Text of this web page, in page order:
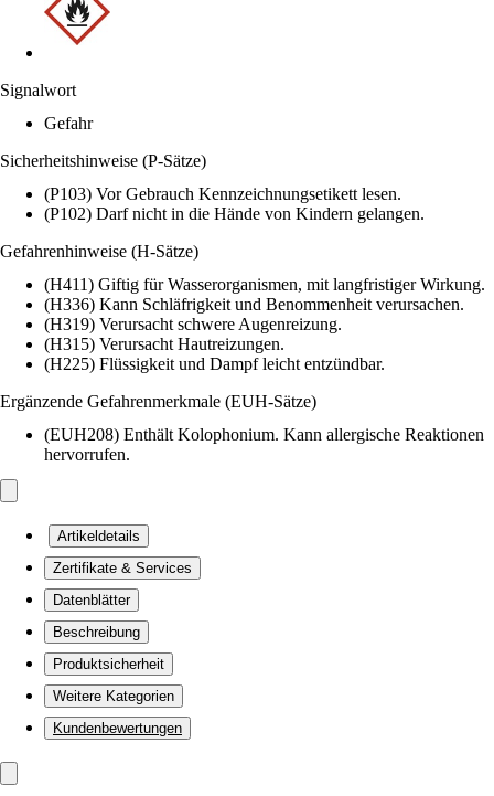
Signalwort
Gefahr
Sicherheitshinweise (P-Sätze)
(P103) Vor Gebrauch Kennzeichnungsetikett lesen.
(P102) Darf nicht in die Hände von Kindern gelangen.
Gefahrenhinweise (H-Sätze)
(H411) Giftig für Wasserorganismen, mit langfristiger Wirkung.
(H336) Kann Schläfrigkeit und Benommenheit verursachen.
(H319) Verursacht schwere Augenreizung.
(H315) Verursacht Hautreizungen.
(H225) Flüssigkeit und Dampf leicht entzündbar.
Ergänzende Gefahrenmerkmale (EUH-Sätze)
(EUH208) Enthält Kolophonium. Kann allergische Reaktionen
hervorrufen.
Artikeldetails
Zertifikate & Services
Datenblätter
Beschreibung
Produktsicherheit
Weitere Kategorien
Kundenbewertungen